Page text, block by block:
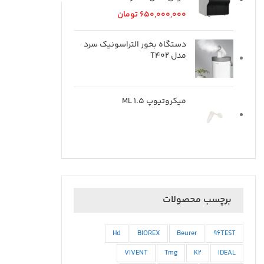
650,000,000تومان
دستگاه بخور التراسونیک سرد
مدل T402
میکروتیوپ ML 1.5
برچسب محصولات
96TEST
Beurer
BIOREX
Hd
IDEAL
K2
Tmg
VIVENT